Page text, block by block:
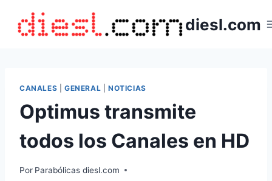
contenido
diesl.com
CANALES GENERAL NOTICIAS
Optimus transmite
todos los Canales en HD
Por Parabólicas diesl.com